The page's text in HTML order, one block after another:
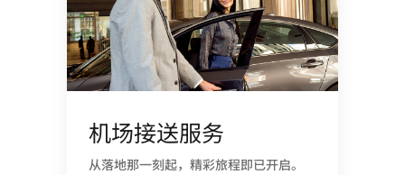
机场接送服务
从落地那一刻起，精彩旅程即已开启。